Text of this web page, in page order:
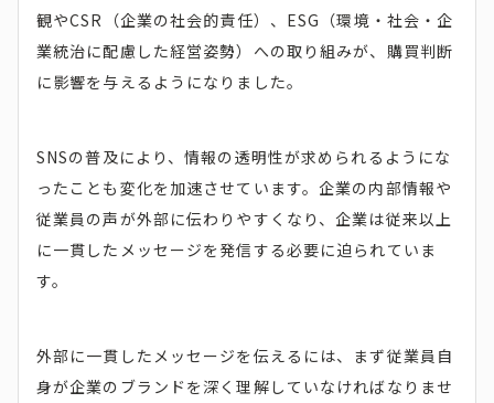
観やCSR（企業の社会的責任）、ESG（環境・社会・企
業統治に配慮した経営姿勢）への取り組みが、購買判断
に影響を与えるようになりました。
SNSの普及により、情報の透明性が求められるようにな
ったことも変化を加速させています。企業の内部情報や
従業員の声が外部に伝わりやすくなり、企業は従来以上
に一貫したメッセージを発信する必要に迫られていま
す。
外部に一貫したメッセージを伝えるには、まず従業員自
身が企業のブランドを深く理解していなければなりませ